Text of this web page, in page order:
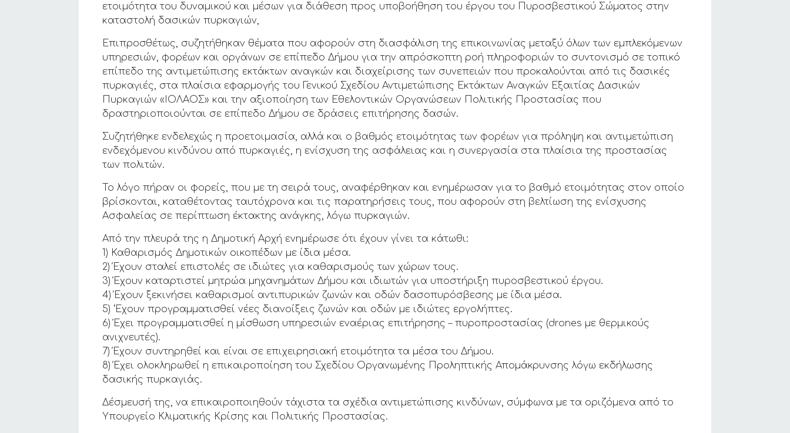
ετοιμότητα του δυναμικού και μέσων για διάθεση προς υποβοήθηση του έργου του Πυροσβεστικού Σώματος στην
καταστολή δασικών πυρκαγιών,
Επιπροσθέτως, συζητήθηκαν θέματα που αφορούν στη διασφάλιση της επικοινωνίας μεταξύ όλων των εμπλεκόμενων
υπηρεσιών, φορέων και οργάνων σε επίπεδο Δήμου για την απρόσκοπτη ροή πληροφοριών το συντονισμό σε τοπικό
επίπεδο της αντιμετώπισης εκτάκτων αναγκών και διαχείρισης των συνεπειών που προκαλούνται από τις δασικές
πυρκαγιές, στα πλαίσια εφαρμογής του Γενικού Σχεδίου Αντιμετώπισης Εκτάκτων Αναγκών Εξαιτίας Δασικών
Πυρκαγιών «ΙΟΛΑΟΣ» και την αξιοποίηση των Εθελοντικών Οργανώσεων Πολιτικής Προστασίας που
δραστηριοποιούνται σε επίπεδο Δήμου σε δράσεις επιτήρησης δασών.
Συζητήθηκε ενδελεχώς η προετοιμασία, αλλά και ο βαθμός ετοιμότητας των φορέων για πρόληψη και αντιμετώπιση
ενδεχόμενου κινδύνου από πυρκαγιές, η ενίσχυση της ασφάλειας και η συνεργασία στα πλαίσια της προστασίας
των πολιτών.
Το λόγο πήραν οι φορείς, που με τη σειρά τους, αναφέρθηκαν και ενημέρωσαν για το βαθμό ετοιμότητας στον οποίο
βρίσκονται, καταθέτοντας ταυτόχρονα και τις παρατηρήσεις τους, που αφορούν στη βελτίωση της ενίσχυσης
Ασφαλείας σε περίπτωση έκτακτης ανάγκης, λόγω πυρκαγιών.
Από την πλευρά της η Δημοτική Αρχή ενημέρωσε ότι έχουν γίνει τα κάτωθι:
1) Καθαρισμός Δημοτικών οικοπέδων με ίδια μέσα.
2) Έχουν σταλεί επιστολές σε ιδιώτες για καθαρισμούς των χώρων τους.
3) Έχουν καταρτιστεί μητρώα μηχανημάτων Δήμου και ιδιωτών για υποστήριξη πυροσβεστικού έργου.
4) Έχουν ξεκινήσει καθαρισμοί αντιπυρικών ζωνών και οδών δασοπυρόσβεσης με ίδια μέσα.
5) ‘Έχουν προγραμματισθεί νέες διανοίξεις ζωνών και οδών με ιδιώτες εργολήπτες.
6) Έχει προγραμματισθεί η μίσθωση υπηρεσιών εναέριας επιτήρησης – πυροπροστασίας (drones με θερμικούς
ανιχνευτές).
7) Έχουν συντηρηθεί και είναι σε επιχειρησιακή ετοιμότητα τα μέσα του Δήμου.
8) Έχει ολοκληρωθεί η επικαιροποίηση του Σχεδίου Οργανωμένης Προληπτικής Απομάκρυνσης λόγω εκδήλωσης
δασικής πυρκαγιάς.
Δέσμευσή της, να επικαιροποιηθούν τάχιστα τα σχέδια αντιμετώπισης κινδύνων, σύμφωνα με τα οριζόμενα από το
Υπουργείο Κλιματικής Κρίσης και Πολιτικής Προστασίας.